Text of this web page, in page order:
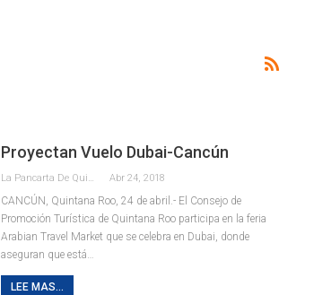
Proyectan Vuelo Dubai-Cancún
Abr 24, 2018
CANCÚN, Quintana Roo, 24 de abril.- El Consejo de
Promoción Turística de Quintana Roo participa en la feria
Arabian Travel Market que se celebra en Dubai, donde
aseguran que está…
LEE MAS...